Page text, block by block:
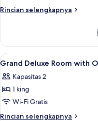
Rincian selengkapnya
Rincian
Presidential
Pool
Villa
Bedroom
Lihat
semua
foto
untuk
Grand
Deluxe
6
Grand Deluxe Room with
Kapasitas 2
1 king
Wi-Fi Gratis
Rincian selengkapnya
Rincian